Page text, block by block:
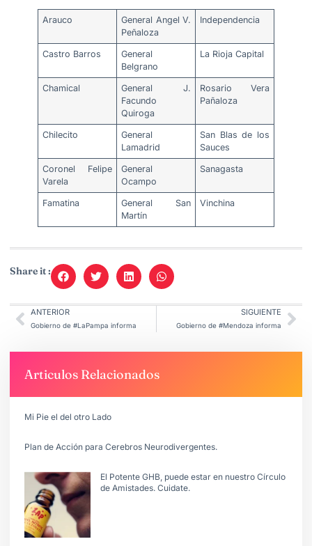
Arauco
General Angel V.
Peñaloza
Independencia
Castro Barros
General
Belgrano
La Rioja Capital
Chamical
General J.
Facundo
Quiroga
Rosario Vera
Pañaloza
Chilecito
General
Lamadrid
San Blas de los
Sauces
Coronel Felipe
Varela
General
Ocampo
Sanagasta
Famatina
General San
Martín
Vinchina
Share it :
ANTERIOR
Gobierno de #LaPampa informa
SIGUIENTE
Gobierno de #Mendoza informa
Articulos Relacionados
Mi Pie el del otro Lado
Plan de Acción para Cerebros Neurodivergentes.
El Potente GHB, puede estar en nuestro Círculo
de Amistades. Cuidate.